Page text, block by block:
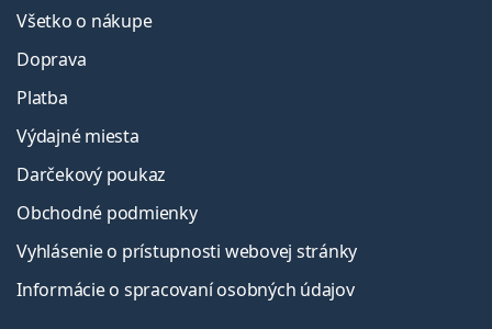
Všetko o nákupe
Doprava
Platba
Výdajné miesta
Darčekový poukaz
Obchodné podmienky
Vyhlásenie o prístupnosti webovej stránky
Informácie o spracovaní osobných údajov